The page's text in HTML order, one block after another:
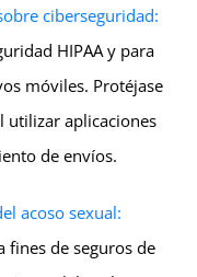
ciberseguridad:
HIPAA y para
móviles. Protéjase
utilizar aplicaciones
de envíos.
acoso sexual:
fines de seguros de